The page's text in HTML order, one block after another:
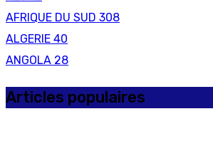
AFRIQUE DU SUD 308
ALGERIE 40
ANGOLA 28
Articles populaires